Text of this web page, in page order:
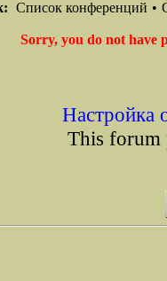
Список конференций •
Sorry, you do not have
Настройка
This